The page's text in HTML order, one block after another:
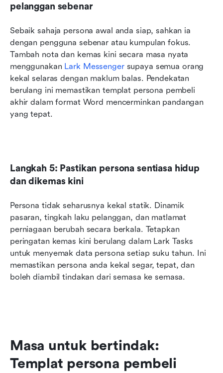
pelanggan sebenar
Sebaik sahaja persona awal anda siap, sahkan ia
dengan pengguna sebenar atau kumpulan fokus.
Tambah nota dan kemas kini secara masa nyata
menggunakan Lark Messenger supaya semua orang
kekal selaras dengan maklum balas. Pendekatan
berulang ini memastikan templat persona pembeli
akhir dalam format Word mencerminkan pandangan
yang tepat.
Langkah 5: Pastikan persona sentiasa hidup
dan dikemas kini
Persona tidak seharusnya kekal statik. Dinamik
pasaran, tingkah laku pelanggan, dan matlamat
perniagaan berubah secara berkala. Tetapkan
peringatan kemas kini berulang dalam Lark Tasks
untuk menyemak data persona setiap suku tahun. Ini
memastikan persona anda kekal segar, tepat, dan
boleh diambil tindakan dari semasa ke semasa.
Masa untuk bertindak:
Templat persona pembeli